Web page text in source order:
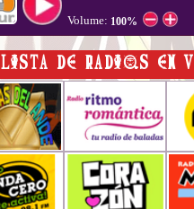
Volume: 100%
LISTA DE RADIOS EN